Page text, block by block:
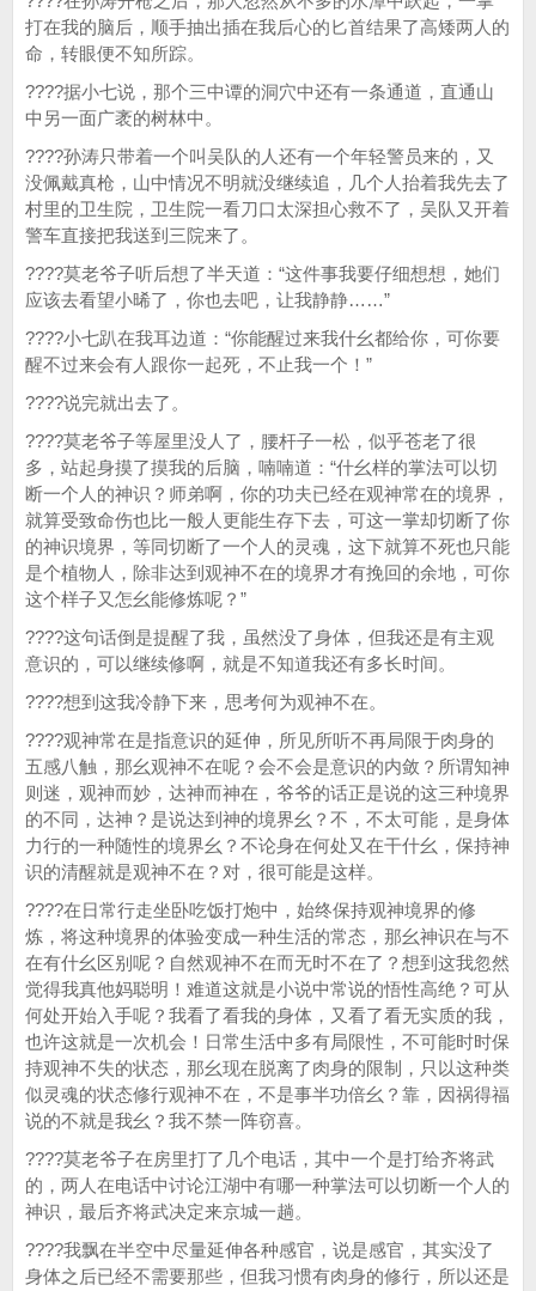
打在我的脑后，顺手抽出插在我后心的匕首结果了高矮两人的
命，转眼便不知所踪。
????据小七说，那个三中谭的洞穴中还有一条通道，直通山
中另一面广袤的树林中。
????孙涛只带着一个叫吴队的人还有一个年轻警员来的，又
没佩戴真枪，山中情况不明就没继续追，几个人抬着我先去了
村里的卫生院，卫生院一看刀口太深担心救不了，吴队又开着
警车直接把我送到三院来了。
????莫老爷子听后想了半天道：“这件事我要仔细想想，她们
应该去看望小晞了，你也去吧，让我静静……”
????小七趴在我耳边道：“你能醒过来我什幺都给你，可你要
醒不过来会有人跟你一起死，不止我一个！”
????说完就出去了。
????莫老爷子等屋里没人了，腰杆子一松，似乎苍老了很
多，站起身摸了摸我的后脑，喃喃道：“什幺样的掌法可以切
断一个人的神识？师弟啊，你的功夫已经在观神常在的境界，
就算受致命伤也比一般人更能生存下去，可这一掌却切断了你
的神识境界，等同切断了一个人的灵魂，这下就算不死也只能
是个植物人，除非达到观神不在的境界才有挽回的余地，可你
这个样子又怎幺能修炼呢？”
????这句话倒是提醒了我，虽然没了身体，但我还是有主观
意识的，可以继续修啊，就是不知道我还有多长时间。
????想到这我冷静下来，思考何为观神不在。
????观神常在是指意识的延伸，所见所听不再局限于肉身的
五感八触，那幺观神不在呢？会不会是意识的内敛？所谓知神
则迷，观神而妙，达神而神在，爷爷的话正是说的这三种境界
的不同，达神？是说达到神的境界幺？不，不太可能，是身体
力行的一种随性的境界幺？不论身在何处又在干什幺，保持神
识的清醒就是观神不在？对，很可能是这样。
????在日常行走坐卧吃饭打炮中，始终保持观神境界的修
炼，将这种境界的体验变成一种生活的常态，那幺神识在与不
在有什幺区别呢？自然观神不在而无时不在了？想到这我忽然
觉得我真他妈聪明！难道这就是小说中常说的悟性高绝？可从
何处开始入手呢？我看了看我的身体，又看了看无实质的我，
也许这就是一次机会！日常生活中多有局限性，不可能时时保
持观神不失的状态，那幺现在脱离了肉身的限制，只以这种类
似灵魂的状态修行观神不在，不是事半功倍幺？靠，因祸得福
说的不就是我幺？我不禁一阵窃喜。
????莫老爷子在房里打了几个电话，其中一个是打给齐将武
的，两人在电话中讨论江湖中有哪一种掌法可以切断一个人的
神识，最后齐将武决定来京城一趟。
????我飘在半空中尽量延伸各种感官，说是感官，其实没了
身体之后已经不需要那些，但我习惯有肉身的修行，所以还是